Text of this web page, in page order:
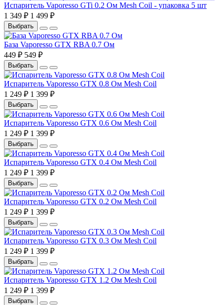
Испаритель Vaporesso GTi 0.2 Ом Mesh Coil - упаковка 5 шт
1 349 ₽ 1 499 ₽
Выбрать
База Vaporesso GTX RBA 0.7 Ом
449 ₽ 549 ₽
Выбрать
Испаритель Vaporesso GTX 0.8 Ом Mesh Coil
1 249 ₽ 1 399 ₽
Выбрать
Испаритель Vaporesso GTX 0.6 Ом Mesh Coil
1 249 ₽ 1 399 ₽
Выбрать
Испаритель Vaporesso GTX 0.4 Ом Mesh Coil
1 249 ₽ 1 399 ₽
Выбрать
Испаритель Vaporesso GTX 0.2 Ом Mesh Coil
1 249 ₽ 1 399 ₽
Выбрать
Испаритель Vaporesso GTX 0.3 Ом Mesh Coil
1 249 ₽ 1 399 ₽
Выбрать
Испаритель Vaporesso GTX 1.2 Ом Mesh Coil
1 249 ₽ 1 399 ₽
Выбрать